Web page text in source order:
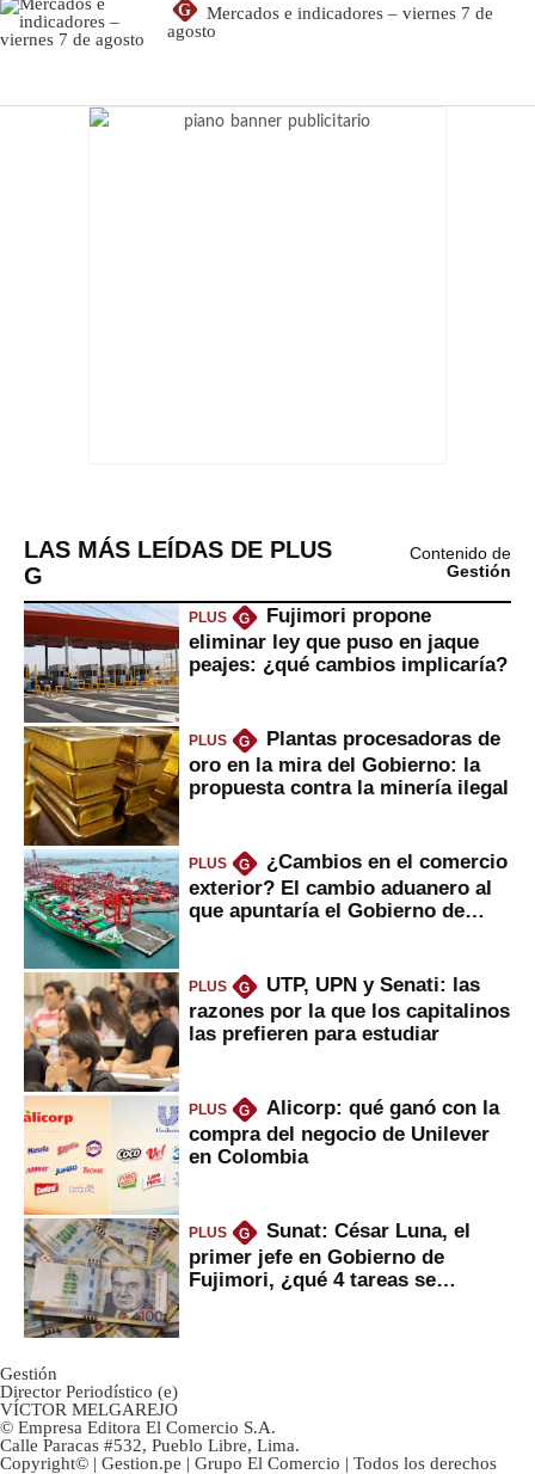
G
Mercados e indicadores – viernes 7 de
agosto
LAS MÁS LEÍDAS DE PLUS
G
Contenido de
Gestión
PLUS G
Fujimori propone
eliminar ley que puso en jaque
peajes: ¿qué cambios implicaría?
PLUS G
Plantas procesadoras de
oro en la mira del Gobierno: la
propuesta contra la minería ilegal
PLUS G
¿Cambios en el comercio
exterior? El cambio aduanero al
que apuntaría el Gobierno de
PLUS G
UTP, UPN y Senati: las
razones por la que los capitalinos
las prefieren para estudiar
PLUS G
Alicorp: qué ganó con la
compra del negocio de Unilever
en Colombia
PLUS G
Sunat: César Luna, el
primer jefe en Gobierno de
Fujimori, ¿qué 4 tareas se
Gestión
Director Periodístico (e)
VÍCTOR MELGAREJO
© Empresa Editora El Comercio S.A.
Calle Paracas #532, Pueblo Libre, Lima.
Copyright© | Gestion.pe | Grupo El Comercio | Todos los derechos